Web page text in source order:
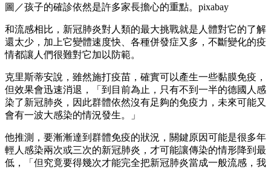
圖／孩子的確診依然是許多家長擔心的重點。pixabay
和流感相比，新冠肺炎對人類的最大挑戰就是人體對它的了解
還太少，加上它變體速度快、各種併發症又多，不斷變化的疫
情都讓人們很難對它加以防範。
克里斯蒂安說，雖然施打疫苗，確實可以產生一些黏膜免疫，
但效果會迅速消退，「到目前為止，只有不到一半的德國人感
染了新冠肺炎，因此群體依然沒有足夠的免疫力，未來可能又
會有一波大感染的情況發生。」
他推測，要漸漸達到群體免疫的狀況，關鍵原因可能是很多年
輕人感染兩次或三次的新冠肺炎，才可能讓傳染的情形降到最
低，「但究竟要得幾次才能完全把新冠肺炎當成一般流感，我